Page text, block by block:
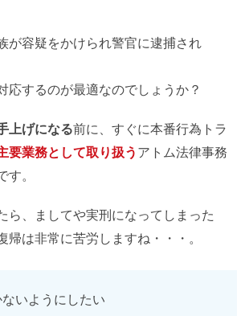
が容疑をかけられ警官に逮捕され
応するのが最適なのでしょうか？
上げになる前に、すぐに本番行為トラ
要業務として取り扱う アトム法律事務
す。
ら、ましてや実刑になってしまった
帰は非常に苦労しますね・・・。
いようにしたい